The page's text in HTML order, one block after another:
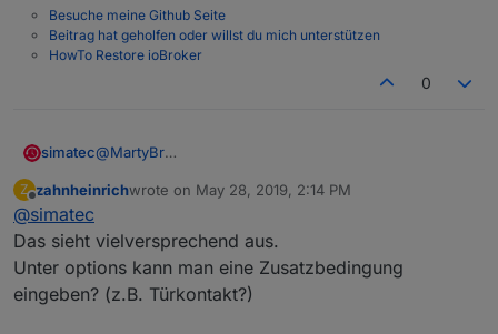
Besuch im Gästezimmer, wenn die Automatik
nur einmalig ausgesetzt werden soll (und ggf.
abends wieder manuell "bestätigt" werden
Besuche meine Github Seite
Beitrag hat geholfen oder willst du mich unterstützen
HowTo Restore ioBroker
0
simatec@MartyBr
eintragen.
genommen, sonst immer die späteste Zeit.
Z
Offline
zahnheinrichwrote on May 28, 2019, 2:14 PM
last edited by
@simatec
Das sieht vielversprechend aus.
Unter options kann man eine Zusatzbedingung
eingeben? (z.B. Türkontakt?)